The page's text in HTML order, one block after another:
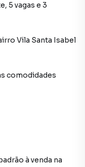
5 vagas e 3
Vila Santa Isabel
comodidades
à venda na